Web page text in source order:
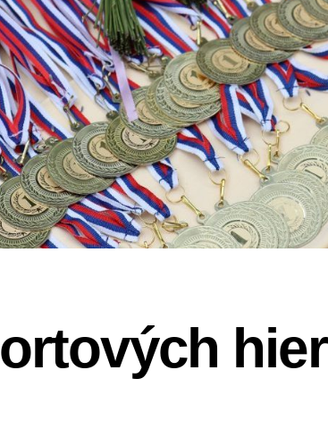
hier